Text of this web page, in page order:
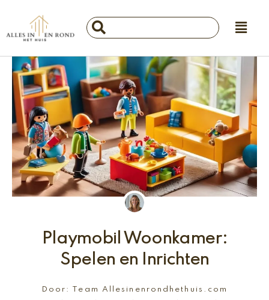
de
Main
Menu
Search
...
Playmobil Woonkamer:
Spelen en Inrichten
Door:
Team Allesinenrondhethuis.com